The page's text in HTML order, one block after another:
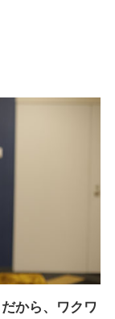
から、ワクワ